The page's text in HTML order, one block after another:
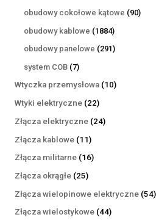
produkty
obudowy cokołowe kątowe 9090
obudowy kablowe 18841884
produkty
obudowy panelowe 291291
system COB 77
produktów
Wtyczka przemysłowa 1010
Wtyki elektryczne 2222
produkty
Złącza elektryczne 2424
Złącza kablowe 1111
produktów
Złącza militarne 1616
Złącza okrągłe 2525
produktów
Złącza wielopinowe elektryczne 5454
Złącza wielostykowe 4444